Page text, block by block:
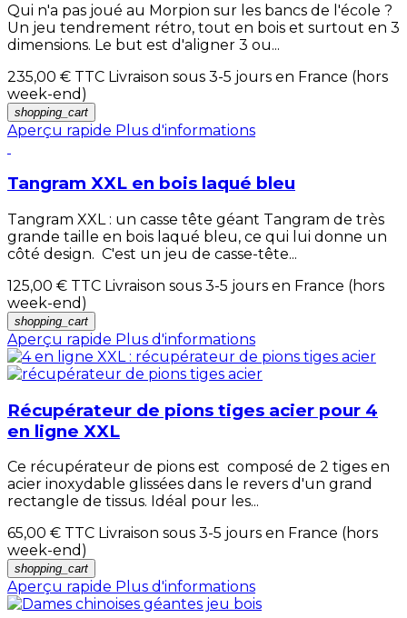
Qui n'a pas joué au Morpion sur les bancs de l'école ?
Un jeu tendrement rétro, tout en bois et surtout en 3
dimensions. Le but est d'aligner 3 ou...
235,00 € TTC Livraison sous 3-5 jours en France (hors
week-end)
shopping_cart
Aperçu rapide Plus d'informations
Tangram XXL en bois laqué bleu
Tangram XXL : un casse tête géant Tangram de très
grande taille en bois laqué bleu, ce qui lui donne un
côté design. C'est un jeu de casse-tête...
125,00 € TTC Livraison sous 3-5 jours en France (hors
week-end)
shopping_cart
Aperçu rapide Plus d'informations
Récupérateur de pions tiges acier pour 4
en ligne XXL
Ce récupérateur de pions est composé de 2 tiges en
acier inoxydable glissées dans le revers d'un grand
rectangle de tissus. Idéal pour les...
65,00 € TTC Livraison sous 3-5 jours en France (hors
week-end)
shopping_cart
Aperçu rapide Plus d'informations